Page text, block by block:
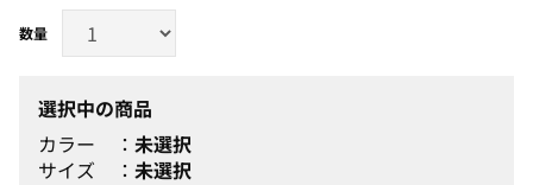
選択中の商品
カラー
未選択
サイズ
未選択